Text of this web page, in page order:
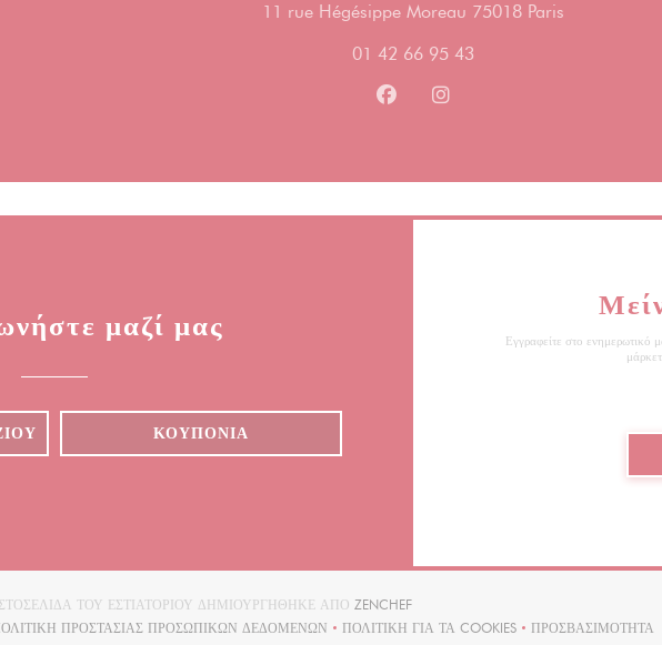
11 rue Hégésippe Moreau 75018 Paris
01 42 66 95 43
Facebook ((ανοίγει σε νέο
Instagram ((ανοίγει σε νέο
μαζί μας
ΚΟΥΠΌΝΙΑ
Εγγραφείτε στο ενημερωτικό
ΙΣΤΟΣΕΛΊΔΑ ΤΟΥ ΕΣΤΙΑΤΟΡΊΟΥ ΔΗΜΙΟΥΡΓΉΘΗΚΕ ΑΠΌ ZENCHEF((ΑΝΟΊΓΕΙ ΣΕ ΝΈΟ ΠΑΡΆΘΥΡΟ))
ΣΕ ΝΈΟ ΠΑΡΆΘΥΡΟ))
ΠΡΟΣΤΑΣΊΑΣ ΠΡΟΣΩΠΙΚΏΝ ΔΕΔΟΜΈΝΩΝ
((ΑΝΟΊΓΕΙ ΣΕ ΝΈΟ ΠΑΡΆΘΥΡΟ))
ΠΟΛΙΤΙΚΉ ΓΙΑ ΤΑ COOKIES
((ΑΝΟΊΓΕΙ ΣΕ ΝΈΟ ΠΑΡΆΘΥΡΟ))
ΠΡΟΣΒΑΣΙΜΌΤΗΤΑ
((ΑΝΟΊΓΕΙ